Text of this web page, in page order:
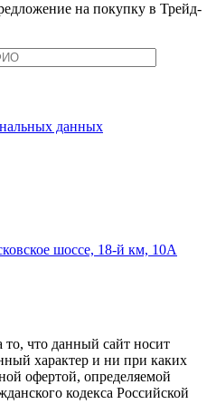
на покупку в Трейд-
данных
шоссе, 18-й км, 10А
что данный сайт носит
характер и ни при каких
офертой, определяемой
кодекса Российской